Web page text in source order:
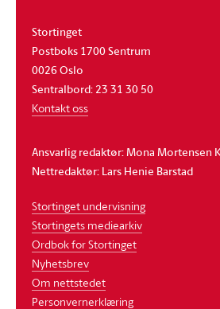
Stortinget
Postboks 1700 Sentrum
0026 Oslo
Sentralbord: 23 31 30 50
Kontakt oss
Ansvarlig redaktør: Mona Mortensen
Nettredaktør: Lars Henie Barstad
Stortinget undervisning
Stortingets mediearkiv
Ordbok for Stortinget
Nyhetsbrev
Om nettstedet
Personvernerklæring